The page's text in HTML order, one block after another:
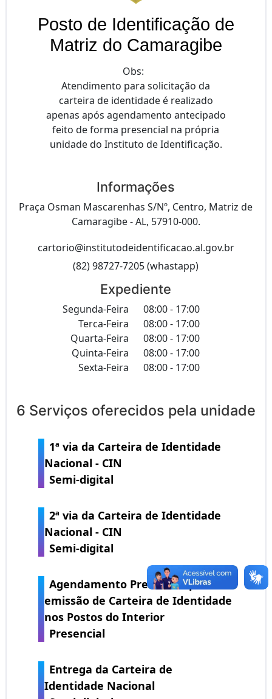
Posto de Identificação de
Matriz do Camaragibe
Obs:
Atendimento para solicitação da
carteira de identidade é realizado
apenas após agendamento antecipado
feito de forma presencial na própria
unidade do Instituto de Identificação.
Informações
Praça Osman Mascarenhas S/Nº, Centro, Matriz de
Camaragibe - AL, 57910-000.
cartorio@institutodeidentificacao.al.gov.br
(82) 98727-7205 (whastapp)
Expediente
Segunda-Feira
08:00 - 17:00
Terca-Feira
08:00 - 17:00
Quarta-Feira
08:00 - 17:00
Quinta-Feira
08:00 - 17:00
Sexta-Feira
08:00 - 17:00
6 Serviços oferecidos pela unidade
1ª via da Carteira de Identidade
Nacional - CIN
Semi-digital
2ª via da Carteira de Identidade
Nacional - CIN
Semi-digital
Agendamento Presencial para
emissão de Carteira de Identidade
nos Postos do Interior
Presencial
Entrega da Carteira de
Identidade Nacional